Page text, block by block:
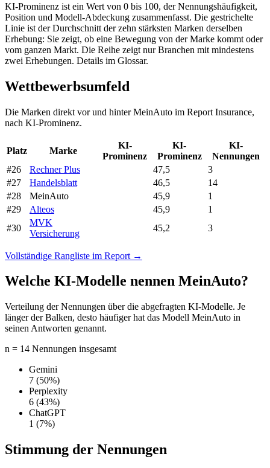
KI-Prominenz ist ein Wert von 0 bis 100, der Nennungshäufigkeit,
Position und Modell-Abdeckung zusammenfasst. Die gestrichelte
Linie ist der Durchschnitt der zehn stärksten Marken derselben
Erhebung: Sie zeigt, ob eine Bewegung von der Marke kommt oder
vom ganzen Markt. Die Reihe zeigt nur Branchen mit mindestens
zwei Erhebungen. Details im Glossar.
Wettbewerbsumfeld
Die Marken direkt vor und hinter MeinAuto im Report Insurance,
nach KI-Prominenz.
Platz Marke
KI-
Prominenz
KI-
Prominenz
KI-
Nennungen
#26
Rechner Plus 47,5
3
#27
Handelsblatt 46,5
14
#28
MeinAuto 45,9
1
#29
Alteos 45,9
1
#30
MVK
Versicherung
45,2 3
Vollständige Rangliste im Report →
Welche KI-Modelle nennen MeinAuto?
Verteilung der Nennungen über die abgefragten KI-Modelle. Je
länger der Balken, desto häufiger hat das Modell MeinAuto in
seinen Antworten genannt.
n = 14 Nennungen insgesamt
Gemini
7 (50%)
Perplexity
6 (43%)
ChatGPT
1 (7%)
Stimmung der Nennungen